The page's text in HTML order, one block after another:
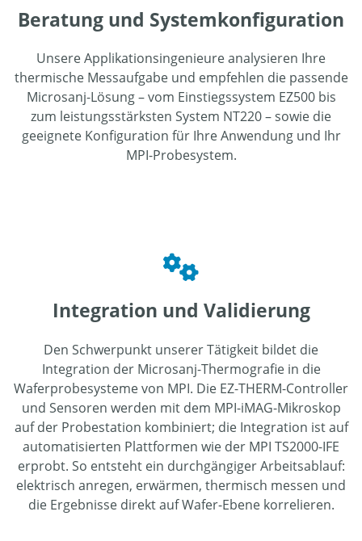
Beratung und Systemkonfiguration
Unsere Applikationsingenieure analysieren Ihre
thermische Messaufgabe und empfehlen die passende
Microsanj-Lösung – vom Einstiegssystem EZ500 bis
zum leistungsstärksten System NT220 – sowie die
geeignete Konfiguration für Ihre Anwendung und Ihr
MPI-Probesystem.
Integration und Validierung
Den Schwerpunkt unserer Tätigkeit bildet die
Integration der Microsanj-Thermografie in die
Waferprobesysteme von MPI. Die EZ-THERM-Controller
und Sensoren werden mit dem MPI-iMAG-Mikroskop
auf der Probestation kombiniert; die Integration ist auf
automatisierten Plattformen wie der MPI TS2000-IFE
erprobt. So entsteht ein durchgängiger Arbeitsablauf:
elektrisch anregen, erwärmen, thermisch messen und
die Ergebnisse direkt auf Wafer-Ebene korrelieren.